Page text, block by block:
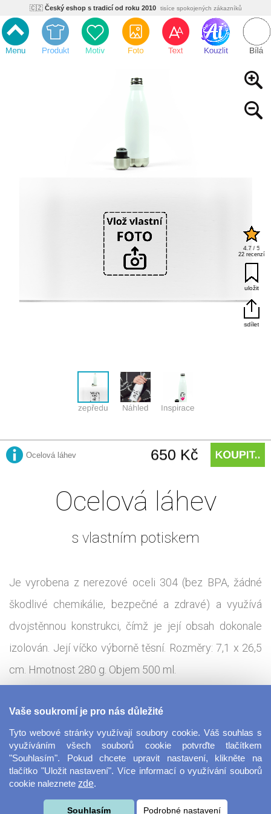
🇨🇿 Český eshop s tradicí od roku 2010 tisíce spokojených zákazníků
Ekologický a zdravotně nezávadný žádná čína, barvy s certifikáty
💡Inovativní výroba vlastní vývoj, nejnovější technologie
Rychlé dodání expedujeme do 24h
jsme přímý výrobce, žádný zprostředkovatel
Ocelová láhev
s vlastním potiskem
Je vyrobena z nerezové oceli 304 (bez BPA, žádné
škodlivé chemikálie, bezpečné a zdravé) a využívá
dvojstěnnou konstrukci, čímž je její obsah dokonale
izolován. Její víčko výborně těsní. Rozměry: 7,1 x 26,5
cm. Hmotnost 280 g. Objem 500 ml.
Ocelová láhev ve tvaru Coly je skvělým doplňkem na
turistických cestách. Láhev skvěle udrží váš nápoj
teplý a nebo naopak studený. S vlastním potiskem se z
Vaše soukromí je pro nás důležité
Tyto webové stránky využívají soubory cookie. Váš souhlas s
využíváním všech souborů cookie potvrďte tlačítkem
"Souhlasím". Pokud chcete upravit nastavení, klikněte na
tlačítko "Uložit nastavení". Více informací o využívání souborů
cookie naleznete zde.
Souhlasím Podrobné nastavení